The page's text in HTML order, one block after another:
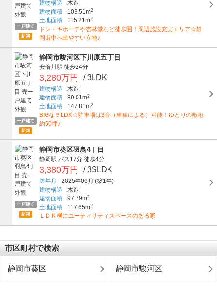
一戸建て
新築
建物構造
木造
建物面積
103.51m2
土地面積 115.21m2
ドン・キホーテや杏林堂など徒歩圏！周辺施設充実エリア☆静
岡街中へ出やすい立地♪
一戸建て
新築
静岡市駿河区下川原五丁目
安倍川駅 徒歩24分
3,280万円 / 3LDK
建物構造
木造
建物面積
89.01m2
土地面積 147.81m2
BIGな５LDK☆駐車場は3台（車種による）可能！ゆとりの敷地
約50坪♪
一戸建て
新築
静岡市葵区羽鳥4丁目
静岡駅 バス17分 徒歩4分
3,380万円 / 3SLDK
築年月 2025年06月 (築1年)
建物構造
木造
建物面積
97.79m2
土地面積 117.65m2
ＬＤＫ横にユーティリティスペースのある家
市区町村で検索
静岡市葵区 静岡市駿河区